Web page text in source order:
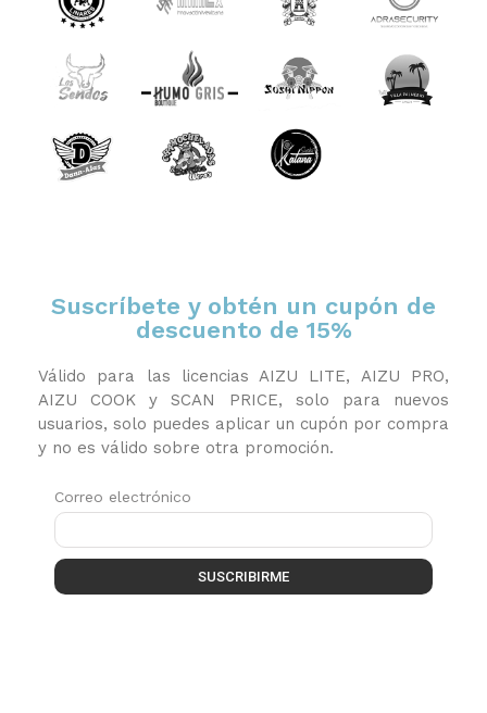
Suscríbete y obtén un cupón de
descuento de 15%
Válido para las licencias AIZU LITE, AIZU PRO,
AIZU COOK y SCAN PRICE, solo para nuevos
usuarios, solo puedes aplicar un cupón por compra
y no es válido sobre otra promoción.
Correo electrónico
SUSCRIBIRME